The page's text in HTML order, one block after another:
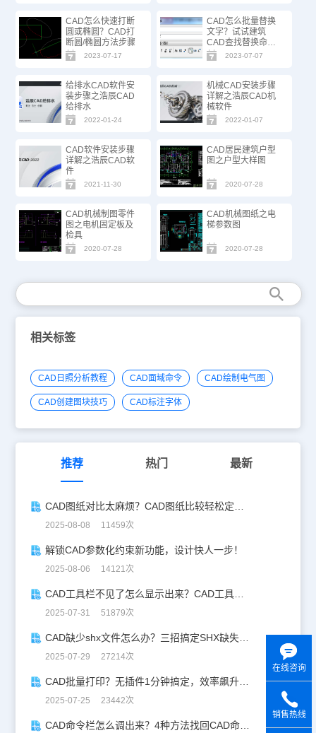
CAD怎么快速打断
圆或椭圆？CAD打
断圆/椭圆方法步骤
2023-07-17
CAD怎么批量替换
文字？试试建筑
CAD查找替换命
令！
2023-07-07
给排水CAD软件安
装步骤之浩辰CAD
给排水
2022-01-24
机械CAD安装步骤
详解之浩辰CAD机
械软件
2022-01-07
CAD软件安装步骤
详解之浩辰CAD软
件
2021-11-30
CAD居民建筑户型
图之户型大样图
2020-07-28
CAD机械制图零件
图之电机固定板及
检具
2020-07-28
CAD机械图纸之电
梯参数图
2020-07-28
相关标签
CAD日照分析教程 CAD面域命令 CAD绘制电气图
CAD创建图块技巧 CAD标注字体
推荐 热门 最新
2025-08-08 11459次
解锁CAD参数化约束新功能，设计快人一步！
2025-08-06 14121次
CAD工具栏不见了怎么显示出来？CAD工具栏恢复指南
2025-07-31 51879次
CAD缺少shx文件怎么办？三招搞定SHX缺失难题
2025-07-29 27214次
CAD批量打印？无插件1分钟搞定，效率飙升90%！
2025-07-25 23442次
CAD命令栏怎么调出来？4种方法找回CAD命令栏
在线咨询
销售热线